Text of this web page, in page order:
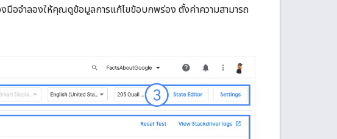
งมือจำลองให้คุณดูข้อมูลการแก้ไขข้อบกพร่อง ตั้งค่าความสามารถ